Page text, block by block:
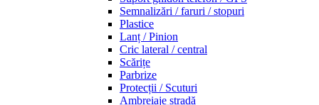
Semnalizări / faruri / stopuri
Plastice
Lanț / Pinion
Cric lateral / central
Scărițe
Parbrize
Protecții / Scuturi
Ambreiaje stradă